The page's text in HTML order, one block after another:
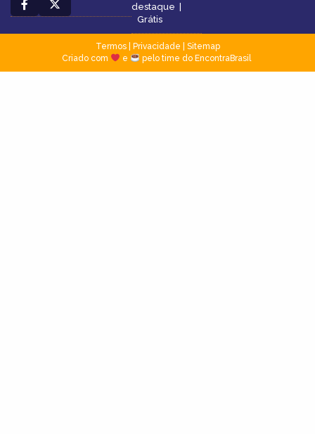
destaque
Grátis
Termos| Privacidade
Sitemap
Criado com
e pelo time do EncontraBrasil